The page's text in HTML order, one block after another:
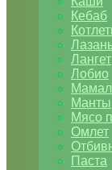
Кебаб
Лангет
Лобио
Манты
Мясо
Омлет
Паста